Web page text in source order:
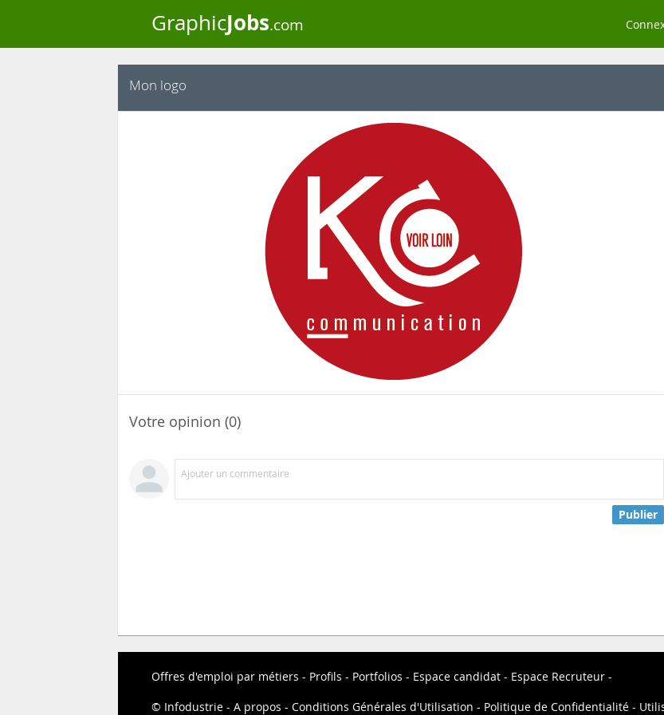
GraphicJobs.com
Mon logo
Votre opinion (0)
Ajouter un commentaire
Publier
Offres d'emploi par métiers Profils Portfolios Espace candidat
Espace Recruteur
Infodustrie
A propos Conditions Générales d'Utilisation Politique de Confidentialité